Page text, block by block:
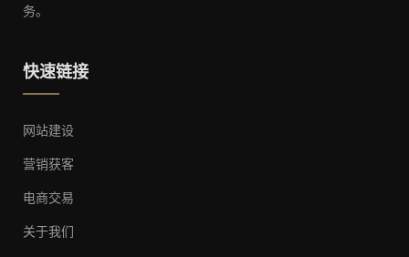
务。
快速链接
网站建设
营销获客
电商交易
关于我们